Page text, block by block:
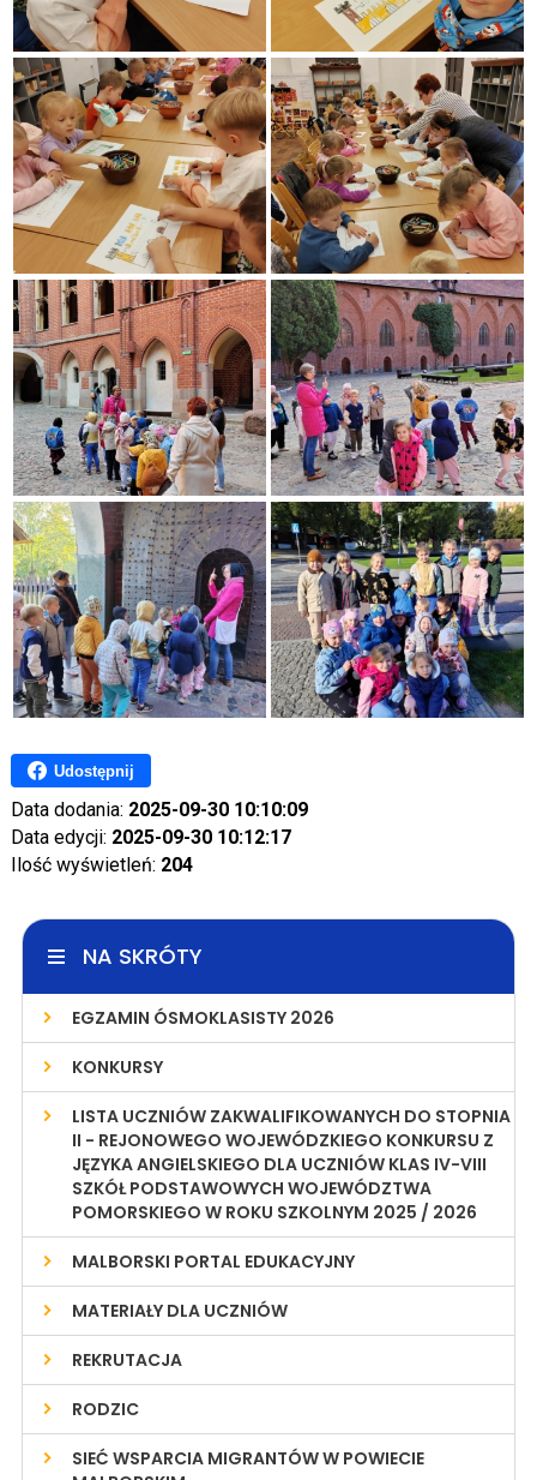
Udostępnij
Data dodania: 2025-09-30 10:10:09
Data edycji: 2025-09-30 10:12:17
Ilość wyświetleń: 204
NA SKRÓTY
EGZAMIN ÓSMOKLASISTY 2026
KONKURSY
LISTA UCZNIÓW ZAKWALIFIKOWANYCH DO STOPNIA
II - REJONOWEGO WOJEWÓDZKIEGO KONKURSU Z
JĘZYKA ANGIELSKIEGO DLA UCZNIÓW KLAS IV-VIII
SZKÓŁ PODSTAWOWYCH WOJEWÓDZTWA
POMORSKIEGO W ROKU SZKOLNYM 2025 / 2026
MALBORSKI PORTAL EDUKACYJNY
MATERIAŁY DLA UCZNIÓW
REKRUTACJA
RODZIC
SIEĆ WSPARCIA MIGRANTÓW W POWIECIE